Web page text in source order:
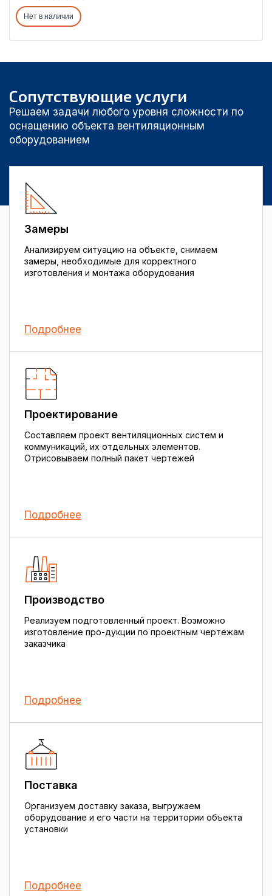
Нет в наличии
Сопутствующие услуги
Решаем задачи любого уровня сложности по
оснащению объекта вентиляционным
оборудованием
Замеры
Анализируем ситуацию на объекте, снимаем
замеры, необходимые для корректного
изготовления и монтажа оборудования
Подробнее
Проектирование
Составляем проект вентиляционных систем и
коммуникаций, их отдельных элементов.
Отрисовываем полный пакет чертежей
Подробнее
Производство
Реализуем подготовленный проект. Возможно
изготовление про-дукции по проектным чертежам
заказчика
Подробнее
Поставка
Организуем доставку заказа, выгружаем
оборудование и его части на территории объекта
установки
Подробнее